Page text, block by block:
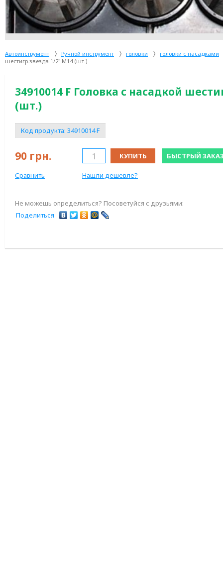
Автоинструмент Ручной инструмент головки
головки с насадками
шестигр.звезда 1/2" M14 (шт.)
34910014 F Головка с насадкой
(шт.)
Код продукта: 34910014 F
90 грн. КУПИТЬ БЫСТРЫЙ
Сравнить Нашли дешевле?
Не можешь определиться? Посоветуйся с друзьями:
Поделиться